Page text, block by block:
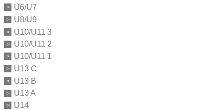
U6/U7
U8/U9
U10/U11 3
U10/U11 2
U10/U11 1
U13 C
U13 B
U13 A
U14